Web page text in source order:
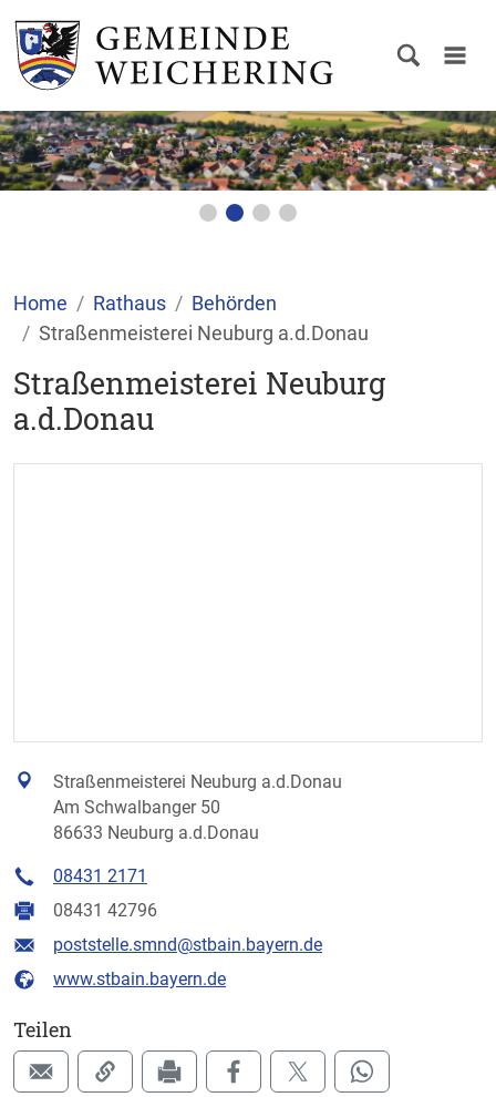
Home Rathaus
Behörden
Straßenmeisterei Neuburg a.d.Donau
Straßenmeisterei Neuburg
a.d.Donau
Straßenmeisterei Neuburg a.d.Donau
Am Schwalbanger 50
86633 Neuburg a.d.Donau
08431 2171
08431 42796
poststelle.smnd@stbain.bayern.de
www.stbain.bayern.de
Teilen